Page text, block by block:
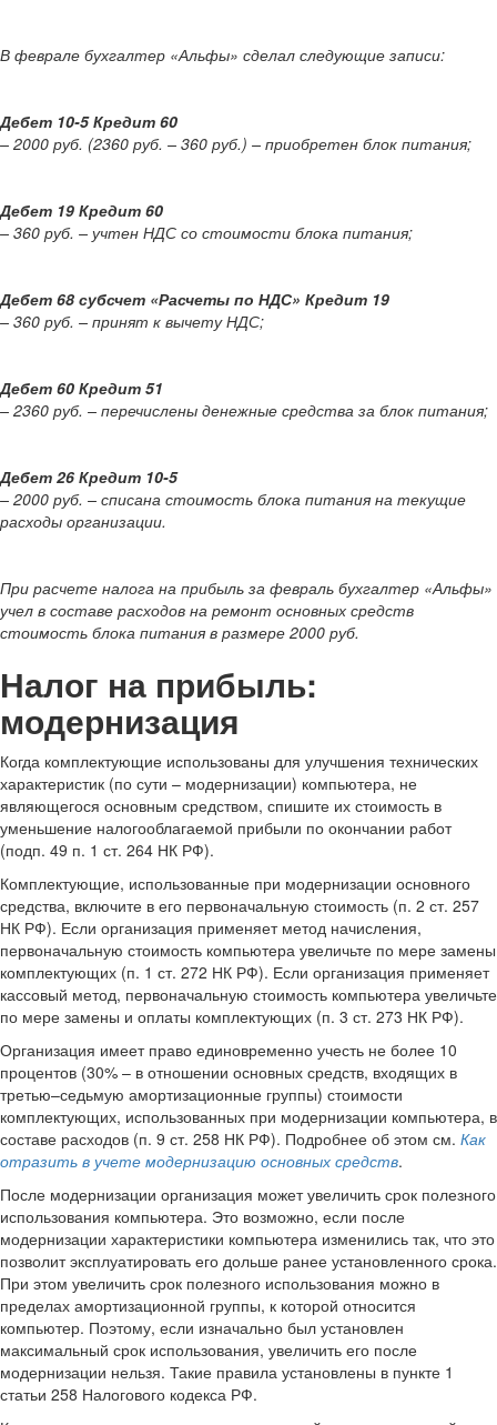
В феврале бухгалтер «Альфы» сделал следующие записи:
Дебет 10-5 Кредит 60
– 2000 руб. (2360 руб. – 360 руб.) – приобретен блок питания;
Дебет 19 Кредит 60
– 360 руб. – учтен НДС со стоимости блока питания;
Дебет 68 субсчет «Расчеты по НДС» Кредит 19
– 360 руб. – принят к вычету НДС;
Дебет 60 Кредит 51
– 2360 руб. – перечислены денежные средства за блок питания;
Дебет 26 Кредит 10-5
– 2000 руб. – списана стоимость блока питания на текущие
расходы организации.
При расчете налога на прибыль за февраль бухгалтер «Альфы»
учел в составе расходов на ремонт основных средств
стоимость блока питания в размере 2000 руб.
Налог на прибыль:
модернизация
Когда комплектующие использованы для улучшения технических
характеристик (по сути – модернизации) компьютера, не
являющегося основным средством, спишите их стоимость в
уменьшение налогооблагаемой прибыли по окончании работ
(подп. 49 п. 1 ст. 264 НК РФ).
Комплектующие, использованные при модернизации основного
средства, включите в его первоначальную стоимость (п. 2 ст. 257
НК РФ). Если организация применяет метод начисления,
первоначальную стоимость компьютера увеличьте по мере замены
комплектующих (п. 1 ст. 272 НК РФ). Если организация применяет
кассовый метод, первоначальную стоимость компьютера увеличьте
по мере замены и оплаты комплектующих (п. 3 ст. 273 НК РФ).
Организация имеет право единовременно учесть не более 10
процентов (30% – в отношении основных средств, входящих в
третью–седьмую амортизационные группы) стоимости
комплектующих, использованных при модернизации компьютера, в
составе расходов (п. 9 ст. 258 НК РФ). Подробнее об этом см. Как
отразить в учете модернизацию основных средств.
После модернизации организация может увеличить срок полезного
использования компьютера. Это возможно, если после
модернизации характеристики компьютера изменились так, что это
позволит эксплуатировать его дольше ранее установленного срока.
При этом увеличить срок полезного использования можно в
пределах амортизационной группы, к которой относится
компьютер. Поэтому, если изначально был установлен
максимальный срок использования, увеличить его после
модернизации нельзя. Такие правила установлены в пункте 1
статьи 258 Налогового кодекса РФ.